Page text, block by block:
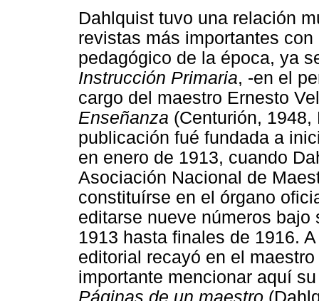
Dahlquist tuvo una relación
revistas más importantes
pedagógico de la época, ya
Instrucción Primaria, -en el
cargo del maestro Ernesto
Enseñanza (Centurión,
publicación fué fundada a
en enero de 1913, cuando
Asociación Nacional de
constituírse en el órgano
editarse nueve números
1913 hasta finales de 1916.
editorial recayó en el
importante mencionar aquí